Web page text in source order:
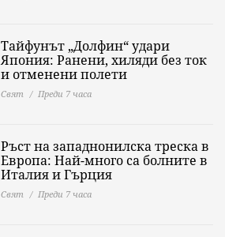
Тайфунът „Долфин“ удари
Япония: Ранени, хиляди без ток
и отменени полети
Свят Преди 7 часа
Ръст на западнонилска треска в
Европа: Най-много са болните в
Италия и Гърция
Свят Преди 7 часа